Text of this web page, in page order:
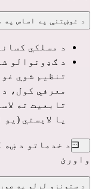
د غوښتنې په اساس په
د مسلکي
یا لایستي
د خدماتو د
واورئ
د ستونزو لرلو په